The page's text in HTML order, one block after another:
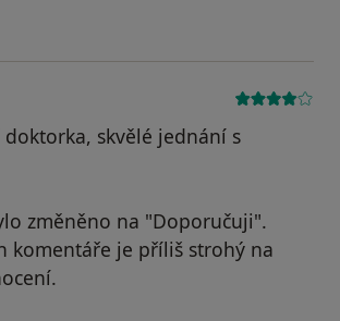
skvělé jednání s
změněno na "Doporučuji".
komentáře je příliš strohý na